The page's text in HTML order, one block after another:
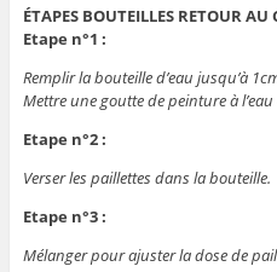
ÉTAPES BOUTEILLES RETOUR AU
Etape n°1 :
Remplir la bouteille d’eau jusqu’à
Mettre une goutte de peinture à
Etape n°2 :
Verser les paillettes dans la bouteille.
Etape n°3 :
Mélanger pour ajuster la dose de